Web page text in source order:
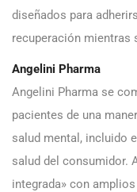
diseñados para
recuperación mientras
Angelini Pharma
Angelini Pharma se
pacientes de una
salud mental, incluido
salud del consumidor.
integrada» con